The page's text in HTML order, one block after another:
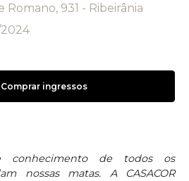
Romano, 931 - Ribeirânia
2024
Comprar ingressos
conhecimento de todos os
nossas matas. A CASACOR